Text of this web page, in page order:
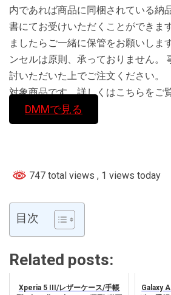
内であれば商品に同梱されている納
書にてお受けいただくことができま
ましたらご一緒に保管をお願いしま
ンセルは原則、承っておりません。
討いただいた上でご注文ください。
対象商品です。詳しくはこちらをご
DMMで見る
747 total views , 1 views today
目次
Related posts:
Xperia 5 III/レザーケース/手帳
Galaxy